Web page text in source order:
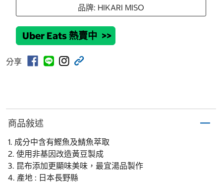
品牌: HIKARI MISO
Uber Eats 熱賣中 >>
分享
商品敍述
1. 成分中含有鰹魚及鯖魚萃取
2. 使用非基因改造黃豆製成
3. 昆布添加更顯味美味，最宜湯品製作
4. 產地 : 日本長野縣